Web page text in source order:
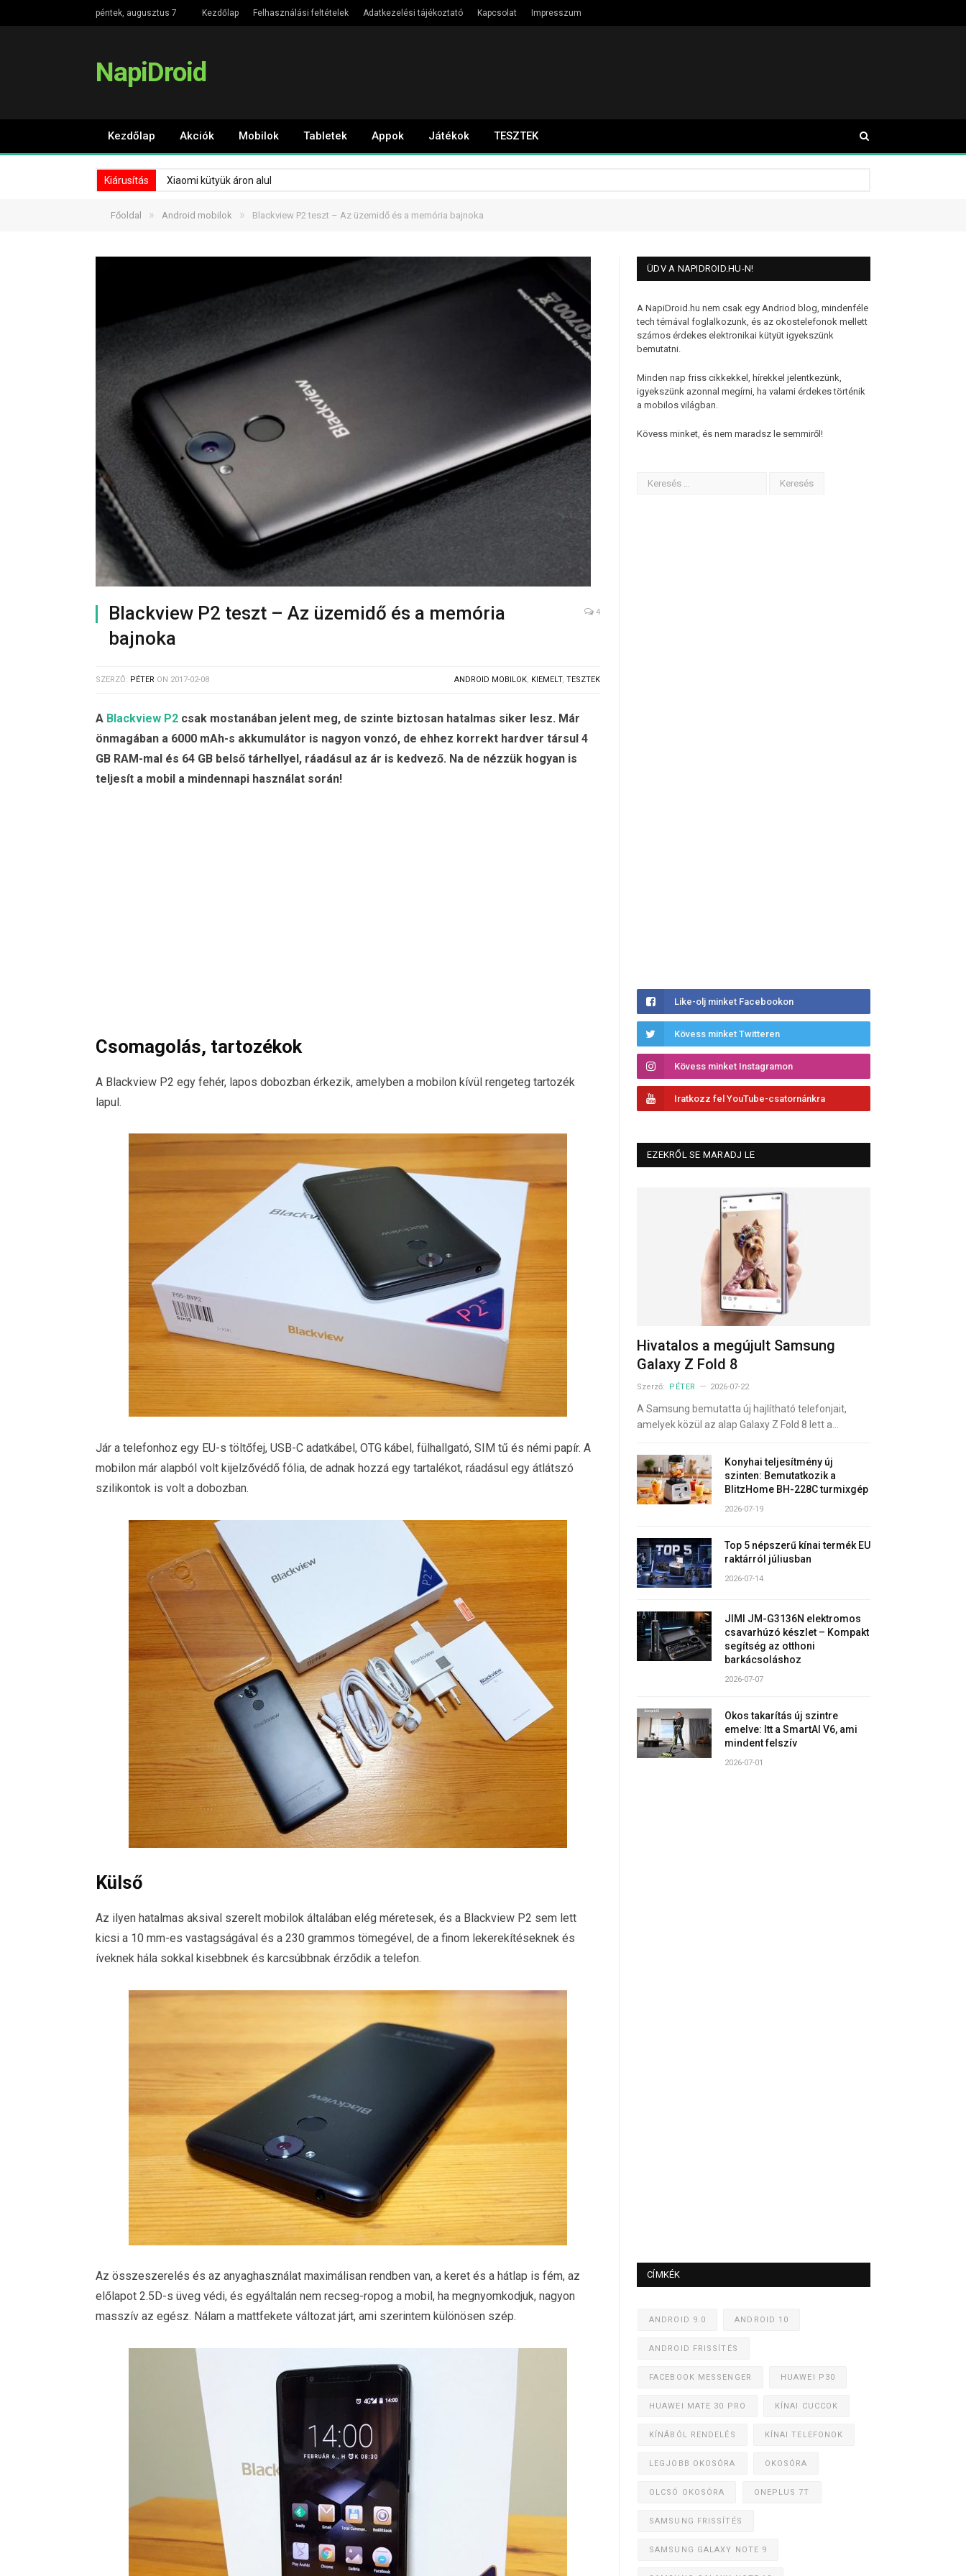
péntek, augusztus 7 Kezdőlap Felhasználási feltételek Adatkezelési tájékoztató Kapcsolat Impresszum
NapiDroid
Kezdőlap Akciók Mobilok Tabletek Appok Játékok TESZTEK
Kiárusítás Xiaomi kütyük áron alul
Főoldal » Android mobilok » Blackview P2 teszt – Az üzemidő és a memória bajnoka
Blackview P2 teszt – Az üzemidő és a memória
bajnoka
4
SZERZŐ: PÉTER ON 2017-02-08 ANDROID MOBILOK, KIEMELT, TESZTEK
A Blackview P2 csak mostanában jelent meg, de szinte biztosan hatalmas siker lesz. Már
önmagában a 6000 mAh-s akkumulátor is nagyon vonzó, de ehhez korrekt hardver társul 4
GB RAM-mal és 64 GB belső tárhellyel, ráadásul az ár is kedvező. Na de nézzük hogyan is
teljesít a mobil a mindennapi használat során!
Csomagolás, tartozékok
A Blackview P2 egy fehér, lapos dobozban érkezik, amelyben a mobilon kívül rengeteg tartozék
lapul.
Jár a telefonhoz egy EU-s töltőfej, USB-C adatkábel, OTG kábel, fülhallgató, SIM tű és némi papír. A
mobilon már alapból volt kijelzővédő fólia, de adnak hozzá egy tartalékot, ráadásul egy átlátszó
szilikontok is volt a dobozban.
Külső
Az ilyen hatalmas aksival szerelt mobilok általában elég méretesek, és a Blackview P2 sem lett
kicsi a 10 mm-es vastagságával és a 230 grammos tömegével, de a finom lekerekítéseknek és
íveknek hála sokkal kisebbnek és karcsúbbnak érződik a telefon.
Az összeszerelés és az anyaghasználat maximálisan rendben van, a keret és a hátlap is fém, az
előlapot 2.5D-s üveg védi, és egyáltalán nem recseg-ropog a mobil, ha megnyomkodjuk, nagyon
masszív az egész. Nálam a mattfekete változat járt, ami szerintem különösen szép.
ÜDV A NAPIDROID.HU-N!
A NapiDroid.hu nem csak egy Andriod blog, mindenféle
tech témával foglalkozunk, és az okostelefonok mellett
számos érdekes elektronikai kütyüt igyekszünk
bemutatni.
Minden nap friss cikkekkel, hírekkel jelentkezünk,
igyekszünk azonnal megírni, ha valami érdekes történik
a mobilos világban.
Kövess minket, és nem maradsz le semmiről!
Like-olj minket Facebookon
Kövess minket Twitteren
Kövess minket Instagramon
Iratkozz fel YouTube-csatornánkra
EZEKRŐL SE MARADJ LE
Hivatalos a megújult Samsung
Galaxy Z Fold 8
Szerző: PÉTER 2026-07-22
A Samsung bemutatta új hajlítható telefonjait,
amelyek közül az alap Galaxy Z Fold 8 lett a…
Konyhai teljesítmény új
szinten: Bemutatkozik a
BlitzHome BH-228C turmixgép
2026-07-19
Top 5 népszerű kínai termék EU
raktárról júliusban
2026-07-14
JIMI JM-G3136N elektromos
csavarhúzó készlet – Kompakt
segítség az otthoni
barkácsoláshoz
2026-07-07
Okos takarítás új szintre
emelve: Itt a SmartAI V6, ami
mindent felszív
2026-07-01
CÍMKÉK
ANDROID 9.0 ANDROID 10
ANDROID FRISSÍTÉS
FACEBOOK MESSENGER HUAWEI P30
HUAWEI MATE 30 PRO KÍNAI CUCCOK
KÍNÁBÓL RENDELÉS KÍNAI TELEFONOK
LEGJOBB OKOSÓRA OKOSÓRA
OLCSÓ OKOSÓRA ONEPLUS 7T
SAMSUNG FRISSÍTÉS
SAMSUNG GALAXY NOTE 9